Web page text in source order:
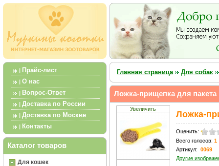
| Прайс-лист
| О нас
| Вопрос-Ответ
| Доставка по России
| Доставка по Москве
| Контакты
Каталог товаров
Для кошек
Главная страница Для собак
Ложка-прищепка для пакета
Увеличить
Ложка-
Оценить:
Всего голосов: 1
Артикул: 0069
Другие